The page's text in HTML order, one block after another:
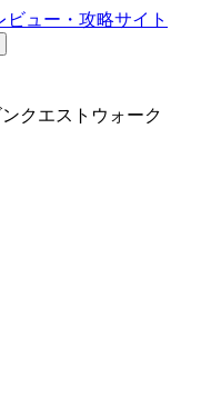
クエストウォーク